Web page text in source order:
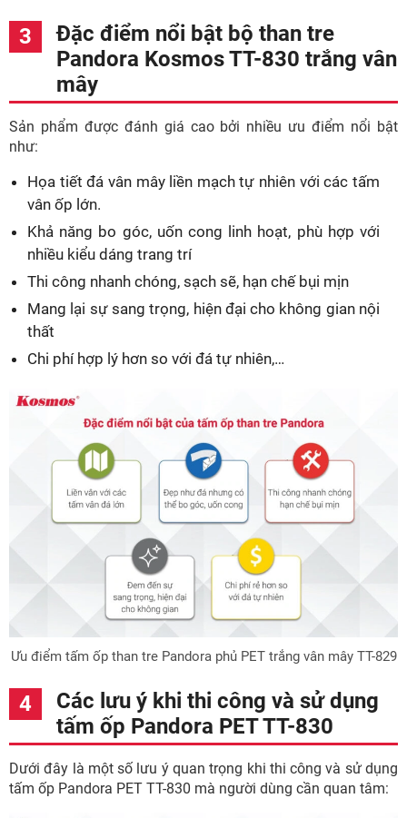
Đặc điểm nổi bật bộ than tre
Pandora Kosmos TT-830 trắng vân
mây
Sản phẩm được đánh giá cao bởi nhiều ưu điểm nổi bật
như:
Họa tiết đá vân mây liền mạch tự nhiên với các tấm
vân ốp lớn.
Khả năng bo góc, uốn cong linh hoạt, phù hợp với
nhiều kiểu dáng trang trí
Thi công nhanh chóng, sạch sẽ, hạn chế bụi mịn
Mang lại sự sang trọng, hiện đại cho không gian nội
thất
Chi phí hợp lý hơn so với đá tự nhiên,…
Ưu điểm tấm ốp than tre Pandora phủ PET trắng vân mây TT-829
Các lưu ý khi thi công và sử dụng
tấm ốp Pandora PET TT-830
Dưới đây là một số lưu ý quan trọng khi thi công và sử dụng
tấm ốp Pandora PET TT-830 mà người dùng cần quan tâm: